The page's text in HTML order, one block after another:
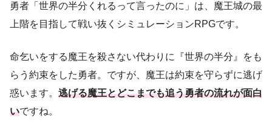
勇者「世界の半分くれるって言ったのに」は、魔王城の最
上階を目指して戦い抜くシミュレーションRPGです。
命乞いをする魔王を殺さない代わりに『世界の半分』をも
らう約束をした勇者。ですが、魔王は約束を守らずに逃げ
惑います。 逃げる魔王とどこまでも追う勇者の流れが面白
いですね。